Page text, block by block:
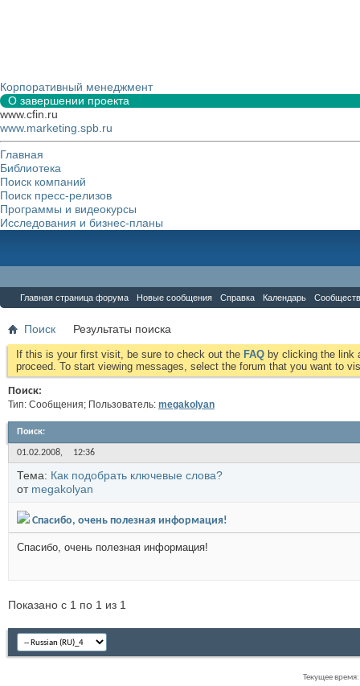
Корпоративный менеджмент
О завершении проекта
www.cfin.ru
www.marketing.spb.ru
Главная
Библиотека
Поиск компаний
Поиск пресс-релизов
Программы и видеокурсы
Исследования и бизнес-планы
Главная страница форума Новые сообщения Справка Календарь
Поиск Результаты поиска
If this is your first visit, be sure to check out the FAQ by clicking the link
proceed. To start viewing messages, select the forum that you want to
Поиск:
Тип: Сообщения; Пользователь: megakolyan
Поиск:
01.02.2008, 12:36
Тема: Как подобрать ключевые слова?
от megakolyan
Спасибо, очень полезная информация!
Спасибо, очень полезная информация!
Показано с 1 по 1 из 1
Текущее время: